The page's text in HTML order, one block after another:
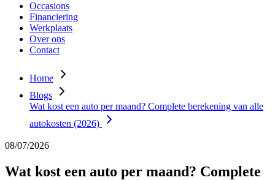
Occasions
Financiering
Werkplaats
Over ons
Contact
Home
Blogs
Wat kost een auto per maand? Complete berekening van alle
autokosten (2026)
08/07/2026
Wat kost een auto per maand? Complete